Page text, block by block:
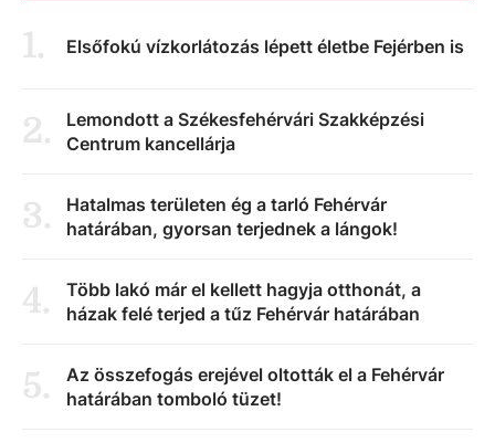
1. Elsőfokú vízkorlátozás lépett életbe Fejérben is
2.
Lemondott a Székesfehérvári Szakképzési
Centrum kancellárja
3.
Hatalmas területen ég a tarló Fehérvár
határában, gyorsan terjednek a lángok!
4.
Több lakó már el kellett hagyja otthonát, a
házak felé terjed a tűz Fehérvár határában
5.
Az összefogás erejével oltották el a Fehérvár
határában tomboló tüzet!